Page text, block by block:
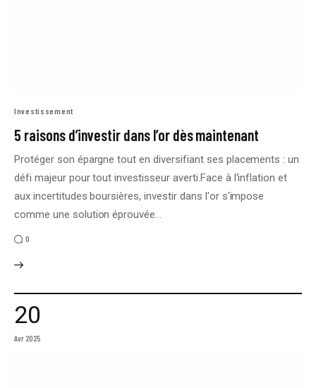
Investissement
5 raisons d’investir dans l’or dès maintenant
Protéger son épargne tout en diversifiant ses placements : un
défi majeur pour tout investisseur averti.Face à l'inflation et
aux incertitudes boursières, investir dans l'or s'impose
comme une solution éprouvée…
0
20
Avr 2025